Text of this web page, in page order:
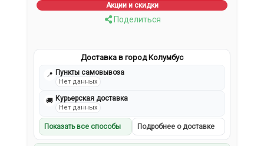
Акции и скидки
Поделиться
Доставка в город Колумбус
📍 Пункты самовывоза
Нет данных
🚚 Курьерская доставка
Нет данных
Показать все способы Подробнее о доставке